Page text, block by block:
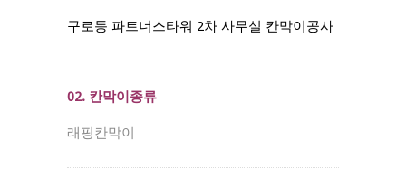
구로동 파트너스타워 2차 사무실 칸막이공사
02. 칸막이종류
래핑칸막이